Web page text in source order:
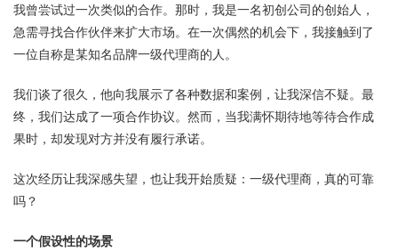
我曾尝试过一次类似的合作。那时，我是一名初创公司的创始人，
急需寻找合作伙伴来扩大市场。在一次偶然的机会下，我接触到了
一位自称是某知名品牌一级代理商的人。
我们谈了很久，他向我展示了各种数据和案例，让我深信不疑。最
终，我们达成了一项合作协议。然而，当我满怀期待地等待合作成
果时，却发现对方并没有履行承诺。
这次经历让我深感失望，也让我开始质疑：一级代理商，真的可靠
吗？
一个假设性的场景